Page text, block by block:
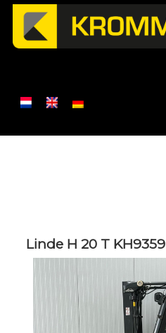
Linde H 20 T KH9359